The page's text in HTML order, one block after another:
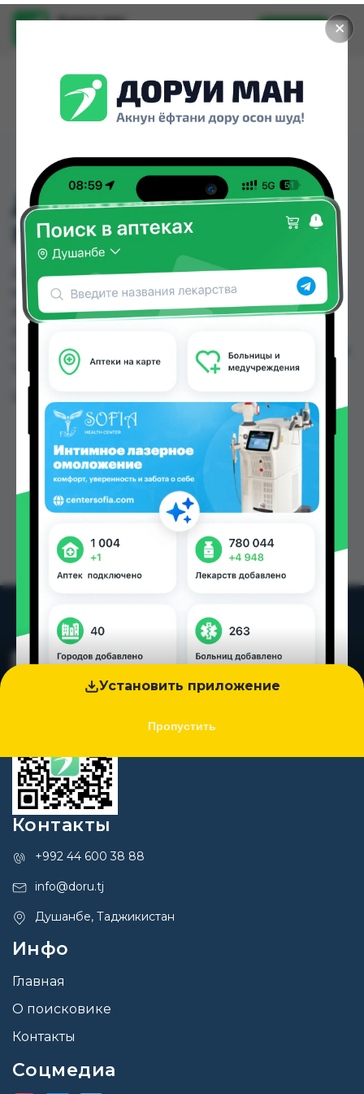
✕
Установить приложение
Пропустить
Доруи ман
Установить
ДИЦИНОН ТБ 250МГ
№10 (КОР.№100)
ДИЦИНОН ТБ 250МГ №10 (КОР.№100) можно
купить или заказать в аптеках, Абубакри Карим,
Авиценна, АЗИЗ ВАКО , Алишер-К, Аптека + 24/7,
1.20 TJS до 13.78 TJS в Душанбе и других городах
Таджикистана
Контакты
+992 44 600 38 88
info@doru.tj
Душанбе, Таджикистан
Инфо
Главная
О поисковике
Контакты
Соцмедиа